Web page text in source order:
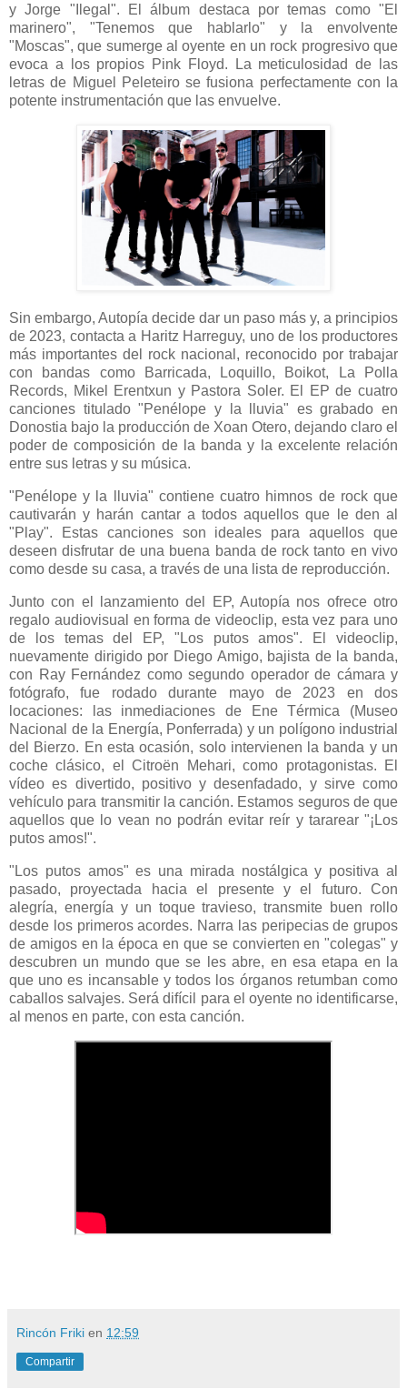
y Jorge "Ilegal". El álbum destaca por temas como "El
marinero", "Tenemos que hablarlo" y la envolvente
"Moscas", que sumerge al oyente en un rock progresivo que
evoca a los propios Pink Floyd. La meticulosidad de las
letras de Miguel Peleteiro se fusiona perfectamente con la
potente instrumentación que las envuelve.
Sin embargo, Autopía decide dar un paso más y, a principios
de 2023, contacta a Haritz Harreguy, uno de los productores
más importantes del rock nacional, reconocido por trabajar
con bandas como Barricada, Loquillo, Boikot, La Polla
Records, Mikel Erentxun y Pastora Soler. El EP de cuatro
canciones titulado "Penélope y la lluvia" es grabado en
Donostia bajo la producción de Xoan Otero, dejando claro el
poder de composición de la banda y la excelente relación
entre sus letras y su música.
"Penélope y la lluvia" contiene cuatro himnos de rock que
cautivarán y harán cantar a todos aquellos que le den al
"Play". Estas canciones son ideales para aquellos que
deseen disfrutar de una buena banda de rock tanto en vivo
como desde su casa, a través de una lista de reproducción.
Junto con el lanzamiento del EP, Autopía nos ofrece otro
regalo audiovisual en forma de videoclip, esta vez para uno
de los temas del EP, "Los putos amos". El videoclip,
nuevamente dirigido por Diego Amigo, bajista de la banda,
con Ray Fernández como segundo operador de cámara y
fotógrafo, fue rodado durante mayo de 2023 en dos
locaciones: las inmediaciones de Ene Térmica (Museo
Nacional de la Energía, Ponferrada) y un polígono industrial
del Bierzo. En esta ocasión, solo intervienen la banda y un
coche clásico, el Citroën Mehari, como protagonistas. El
vídeo es divertido, positivo y desenfadado, y sirve como
vehículo para transmitir la canción. Estamos seguros de que
aquellos que lo vean no podrán evitar reír y tararear "¡Los
putos amos!".
"Los putos amos" es una mirada nostálgica y positiva al
pasado, proyectada hacia el presente y el futuro. Con
alegría, energía y un toque travieso, transmite buen rollo
desde los primeros acordes. Narra las peripecias de grupos
de amigos en la época en que se convierten en "colegas" y
descubren un mundo que se les abre, en esa etapa en la
que uno es incansable y todos los órganos retumban como
caballos salvajes. Será difícil para el oyente no identificarse,
al menos en parte, con esta canción.
Rincón Friki en 12:59
Compartir